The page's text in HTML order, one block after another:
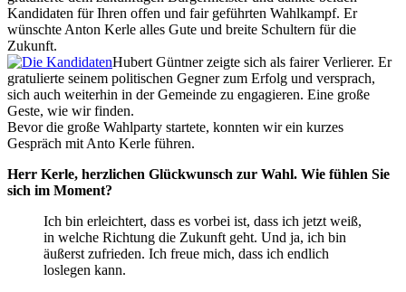
Kandidaten für Ihren offen und fair geführten Wahlkampf. Er
wünschte Anton Kerle alles Gute und breite Schultern für die
Zukunft.
Hubert Güntner zeigte sich als fairer Verlierer. Er
gratulierte seinem politischen Gegner zum Erfolg und versprach,
sich auch weiterhin in der Gemeinde zu engagieren. Eine große
Geste, wie wir finden.
Bevor die große Wahlparty startete, konnten wir ein kurzes
Gespräch mit Anto Kerle führen.
Herr Kerle, herzlichen Glückwunsch zur Wahl. Wie fühlen Sie
sich im Moment?
Ich bin erleichtert, dass es vorbei ist, dass ich jetzt weiß,
in welche Richtung die Zukunft geht. Und ja, ich bin
äußerst zufrieden. Ich freue mich, dass ich endlich
loslegen kann.